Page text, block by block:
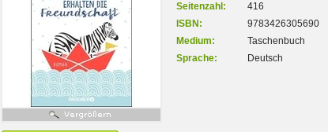
Seitenzahl:
416
ISBN:
9783426305690
Medium:
Taschenbuch
Sprache:
Deutsch